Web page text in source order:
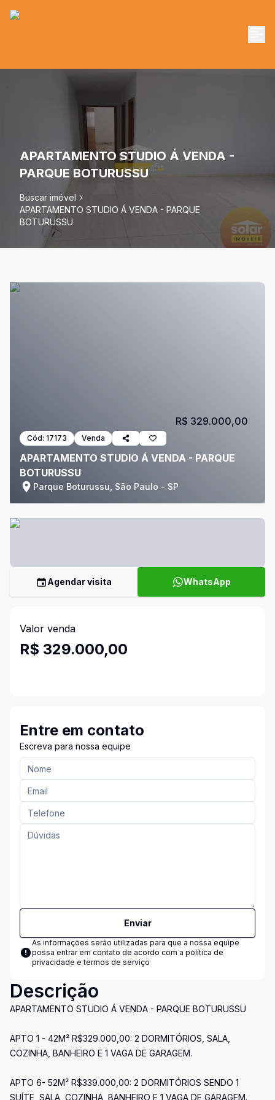
APARTAMENTO STUDIO Á VENDA -
PARQUE BOTURUSSU
Buscar imóvel
APARTAMENTO STUDIO Á VENDA - PARQUE
BOTURUSSU
Cód: 17173 Venda
APARTAMENTO STUDIO Á VENDA - PARQUE
BOTURUSSU
Parque Boturussu, São Paulo - SP
R$ 329.000,00
Agendar visita WhatsApp
Valor venda
R$ 329.000,00
Entre em contato
Escreva para nossa equipe
Enviar
As informações serão utilizadas para que a nossa equipe
possa entrar em contato de acordo com a política de
privacidade e termos de serviço
Descrição
APARTAMENTO STUDIO Á VENDA - PARQUE BOTURUSSU
APTO 1 - 42M² R$329.000,00: 2 DORMITÓRIOS, SALA,
COZINHA, BANHEIRO E 1 VAGA DE GARAGEM.
APTO 6- 52M² R$339.000,00: 2 DORMITÓRIOS SENDO 1
SUÍTE, SALA, COZINHA, BANHEIRO E 1 VAGA DE GARAGEM.